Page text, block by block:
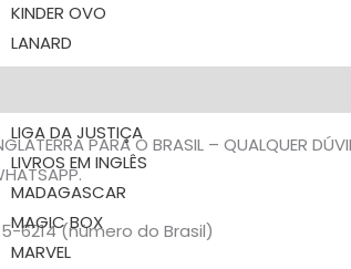
KINDER OVO
LANARD
LEGO
LIGA DA JUSTIÇA
LIVROS EM INGLÊS
MADAGASCAR
MAGIC BOX
MARVEL
PARA O BRASIL – QUALQUER
6214 (número do Brasil)